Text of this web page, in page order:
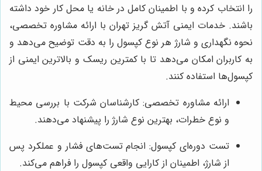
را انتخاب کرده و با اطمینان کامل در خانه یا محل کار خود داشته
باشند. خدمات ایمنی آتش گریز تهران با ارائه مشاوره تخصصی،
نحوه نگهداری و شارژ هر نوع کپسول را به دقت توضیح می‌دهد و
به کاربران امکان می‌دهد تا با کمترین ریسک و بالاترین ایمنی از
کپسول‌ها استفاده کنند.
ارائه مشاوره تخصصی: کارشناسان شرکت با بررسی محیط
و نوع خطرات، بهترین نوع شارژ را پیشنهاد می‌دهند.
تست دوره‌ای کپسول: انجام تست‌های فشار و عملکرد پس
از شارژ، اطمینان از کارایی واقعی کپسول را فراهم می‌کند.